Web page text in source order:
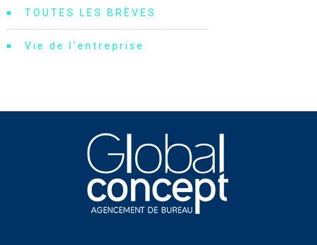
TOUTES LES BRÈVES
Vie de l'entreprise